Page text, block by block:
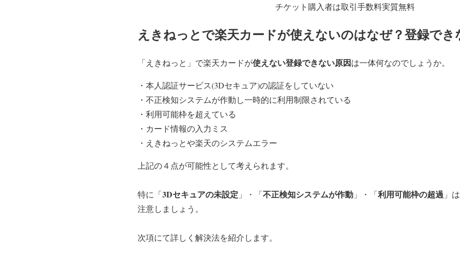
チケット購入者は取引手数料実質無料
えきねっとで楽天カードが使えないのはなぜ？登録でき
「えきねっと」で楽天カードが使えない登録できない原因は一体何なのでしょうか。
・本人認証サービス(3Dセキュア)の認証をしていない
・不正検知システムが作動し一時的に利用制限されている
・利用可能枠を超えている
・カード情報の入力ミス
・えきねっとや楽天のシステムエラー
上記の４点が可能性として考えられます。
特に「3Dセキュアの未設定 」・「不正検知システムが作動 」・「利用可能枠の超過 」
注意しましょう。
次項にて詳しく解決法を紹介します。